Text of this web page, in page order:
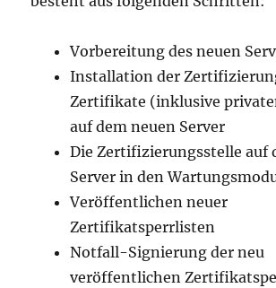
Vorbereitung des neuen
Installation der
Zertifikate (inklusive
auf dem neuen Server
Die Zertifizierungsstelle auf
Server in den
Veröffentlichen neuer
Zertifikatsperrlisten
Notfall-Signierung der neu
veröffentlichen